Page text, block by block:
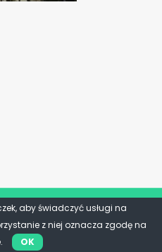
aby świadczyć usługi na
z niej oznacza zgodę na
OK